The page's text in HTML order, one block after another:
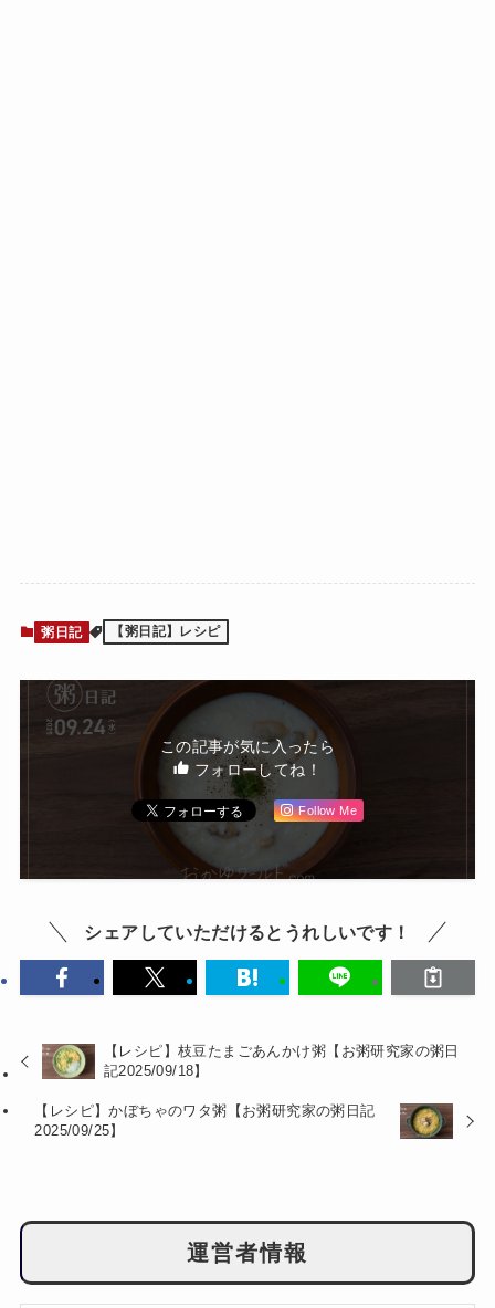
粥日記 【粥日記】レシピ
この記事が気に入ったら
フォローしてね！
Follow Me
シェアしていただけるとうれしいです！
【レシピ】枝豆たまごあんかけ粥【お粥研究家の粥日
記2025/09/18】
【レシピ】かぼちゃのワタ粥【お粥研究家の粥日記
2025/09/25】
運営者情報